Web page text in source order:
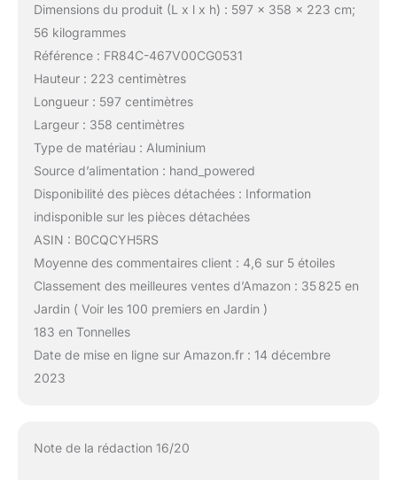
Dimensions du produit (L x l x h) : 597 x 358 x 223 cm;
56 kilogrammes
Référence : FR84C-467V00CG0531
Hauteur : 223 centimètres
Longueur : 597 centimètres
Largeur : 358 centimètres
Type de matériau : Aluminium
Source d’alimentation : hand_powered
Disponibilité des pièces détachées : Information
indisponible sur les pièces détachées
ASIN : B0CQCYH5RS
Moyenne des commentaires client : 4,6 sur 5 étoiles
Classement des meilleures ventes d’Amazon : 35 825 en
Jardin ( Voir les 100 premiers en Jardin )
183 en Tonnelles
Date de mise en ligne sur Amazon.fr : 14 décembre
2023
Note de la rédaction 16/20